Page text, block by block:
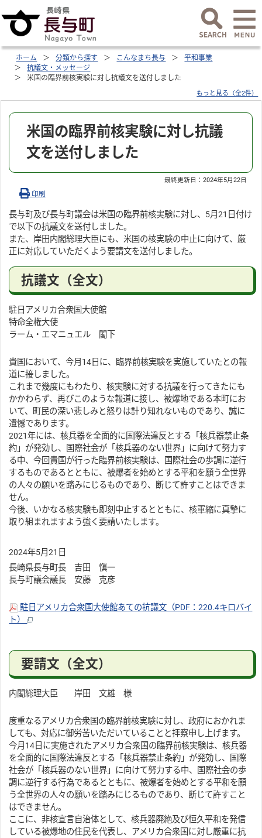
ホーム 分類から探す こんなまち長与
平和事業
抗議文・メッセージ
米国の臨界前核実験に対し抗議文を送付しました
もっと見る（全2件）
米国の臨界前核実験に対し抗議
文を送付しました
最終更新日：2024年5月22日
印刷
長与町及び長与町議会は米国の臨界前核実験に対し、5月21日付け
で以下の抗議文を送付しました。
また、岸田内閣総理大臣にも、米国の核実験の中止に向けて、厳
正に対応していただくよう要請文を送付しました。
抗議文（全文）
駐日アメリカ合衆国大使館
特命全権大使
ラーム・エマニュエル 閣下
貴国において、今月14日に、臨界前核実験を実施していたとの報
道に接しました。
これまで幾度にもわたり、核実験に対する抗議を行ってきたにも
かかわらず、再びこのような報道に接し、被爆地である本町にお
いて、町民の深い悲しみと怒りは計り知れないものであり、誠に
遺憾であります。
2021年には、核兵器を全面的に国際法違反とする「核兵器禁止条
約」が発効し、国際社会が「核兵器のない世界」に向けて努力す
る中、今回貴国が行った臨界前核実験は、国際社会の歩調に逆行
するものであるとともに、被爆者を始めとする平和を願う全世界
の人々の願いを踏みにじるものであり、断じて許すことはできま
せん。
今後、いかなる核実験も即刻中止するとともに、核軍縮に真摯に
取り組まれますよう強く要請いたします。
2024年5月21日
長崎県長与町長 吉田 愼一
長与町議会議長 安藤 克彦
駐日アメリカ合衆国大使館あての抗議文（PDF：220.4キロバイ
ト）
要請文（全文）
内閣総理大臣 岸田 文雄 様
度重なるアメリカ合衆国の臨界前核実験に対し、政府におかれま
しても、対応に御労苦いただいていることと拝察申し上げます。
今月14日に実施されたアメリカ合衆国の臨界前核実験は、核兵器
を全面的に国際法違反とする「核兵器禁止条約」が発効し、国際
社会が「核兵器のない世界」に向けて努力する中、国際社会の歩
調に逆行する行為であるとともに、被爆者を始めとする平和を願
う全世界の人々の願いを踏みにじるものであり、断じて許すこと
はできません。
ここに、非核宣言自治体として、核兵器廃絶及び恒久平和を発信
している被爆地の住民を代表し、アメリカ合衆国に対し厳重に抗